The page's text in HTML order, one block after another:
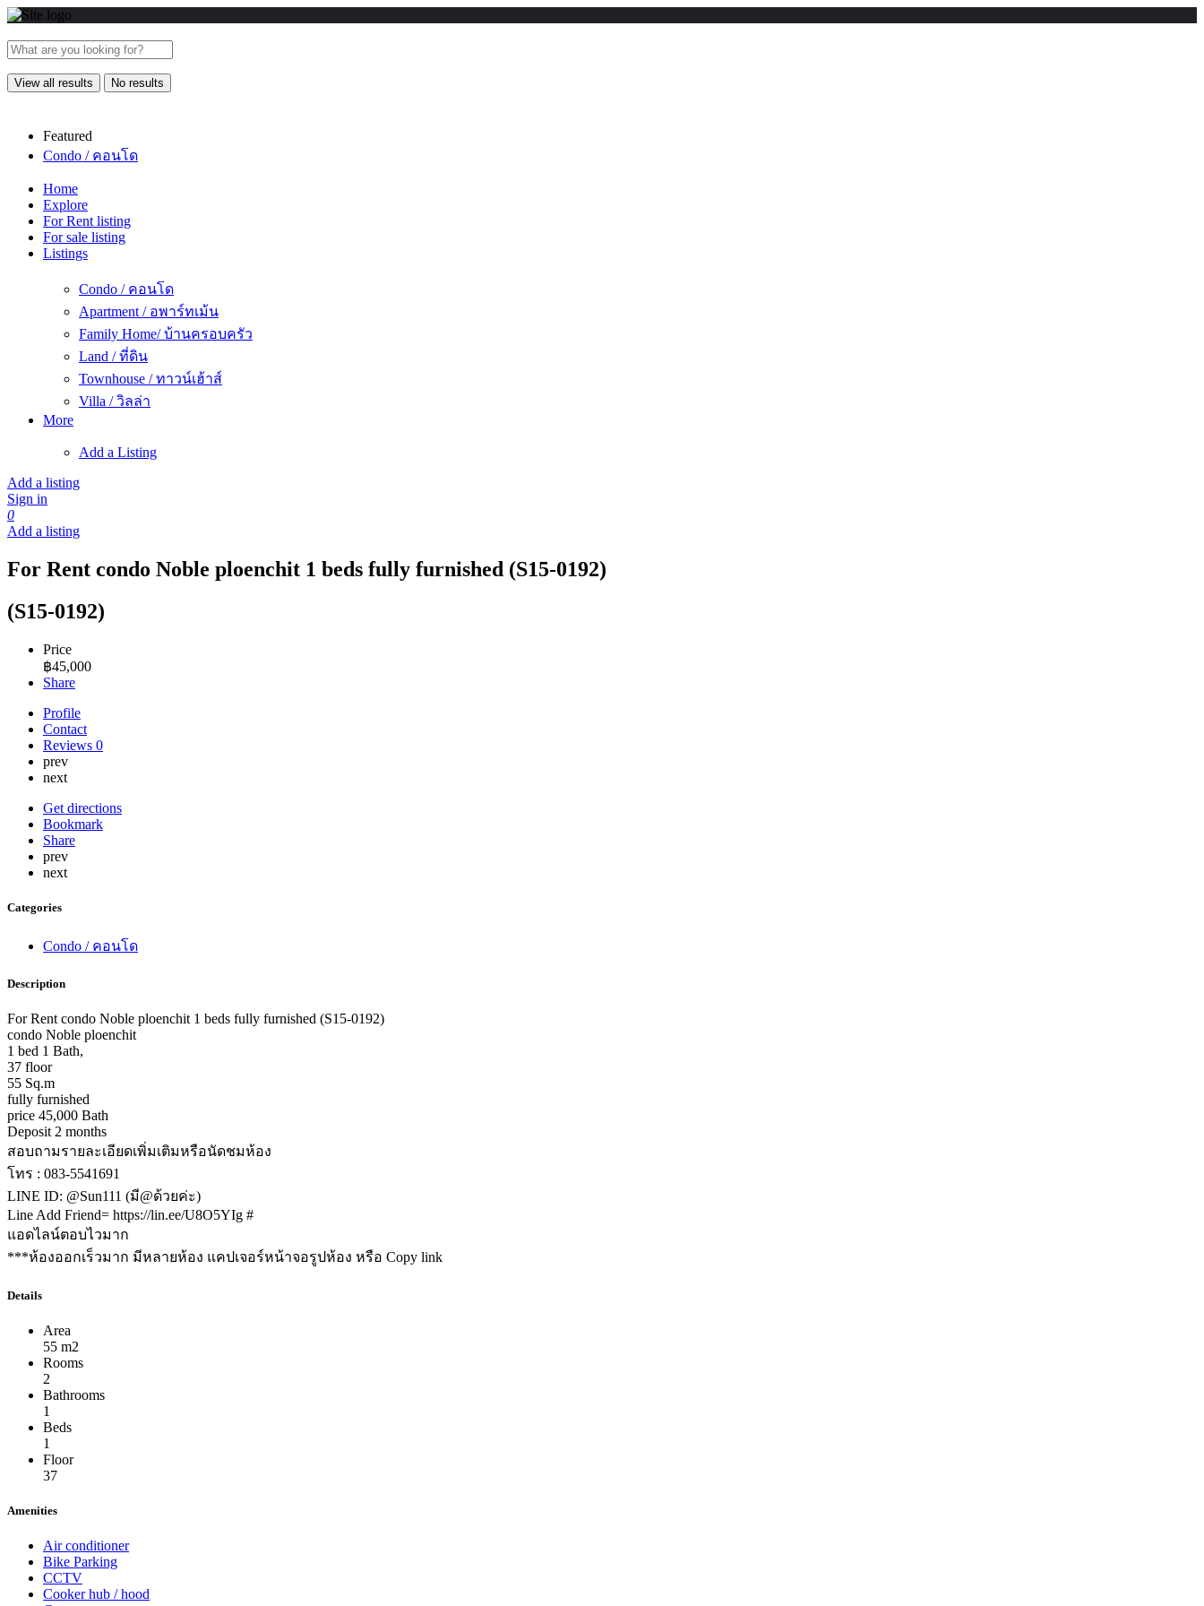
View all results No results
Featured
Condo / คอนโด
Home
Explore
For Rent listing
For sale listing
Listings
Condo / คอนโด
Apartment / อพาร์ทเม้น
Family Home/ บ้านครอบครัว
Land / ที่ดิน
Townhouse / ทาวน์เฮ้าส์
Villa / วิลล่า
More
Add a Listing
Add a listing
Sign in
0
Add a listing
For Rent condo Noble ploenchit 1 beds fully furnished (S15-0192)
(S15-0192)
Price
฿45,000
Share
Profile
Contact
Reviews 0
prev
next
Get directions
Bookmark
Share
prev
next
Categories
Condo / คอนโด
Description
For Rent condo Noble ploenchit 1 beds fully furnished (S15-0192)
condo Noble ploenchit
1 bed 1 Bath,
37 floor
55 Sq.m
fully furnished
price 45,000 Bath
Deposit 2 months
สอบถามรายละเอียดเพิ่มเติมหรือนัดชมห้อง
โทร : 083-5541691
LINE ID: @Sun111 (มี@ด้วยค่ะ)
Line Add Friend= https://lin.ee/U8O5YIg #
แอดไลน์ตอบไวมาก
***ห้องออกเร็วมาก มีหลายห้อง แคปเจอร์หน้าจอรูปห้อง หรือ Copy link
Details
Area
55 m2
Rooms
2
Bathrooms
1
Beds
1
Floor
37
Amenities
Air conditioner
Bike Parking
CCTV
Cooker hub / hood